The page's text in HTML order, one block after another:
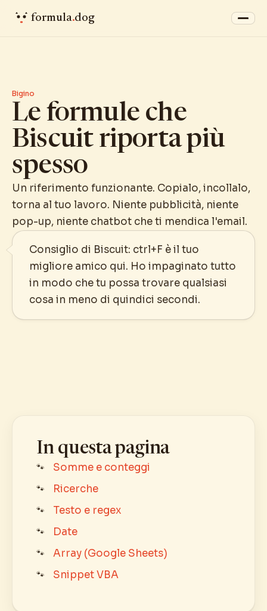
formula.dog
Bigino
Le formule che
Biscuit riporta più
spesso
Un riferimento funzionante. Copialo, incollalo,
torna al tuo lavoro. Niente pubblicità, niente
pop-up, niente chatbot che ti mendica l'email.
Consiglio di Biscuit: ctrl+F è il tuo
migliore amico qui. Ho impaginato tutto
in modo che tu possa trovare qualsiasi
cosa in meno di quindici secondi.
In questa pagina
Somme e conteggi
Ricerche
Testo e regex
Date
Array (Google Sheets)
Snippet VBA